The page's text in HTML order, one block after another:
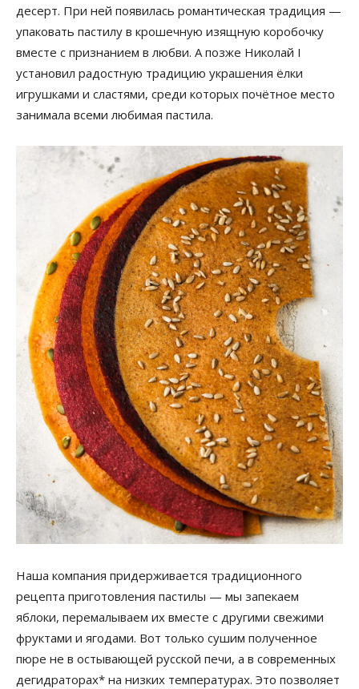
десерт. При ней появилась романтическая традиция —
упаковать пастилу в крошечную изящную коробочку
вместе с признанием в любви. А позже Николай I
установил радостную традицию украшения ёлки
игрушками и сластями, среди которых почётное место
занимала всеми любимая пастила.
Наша компания придерживается традиционного
рецепта приготовления пастилы — мы запекаем
яблоки, перемалываем их вместе с другими свежими
фруктами и ягодами. Вот только сушим полученное
пюре не в остывающей русской печи, а в современных
дегидраторах* на низких температурах. Это позволяет